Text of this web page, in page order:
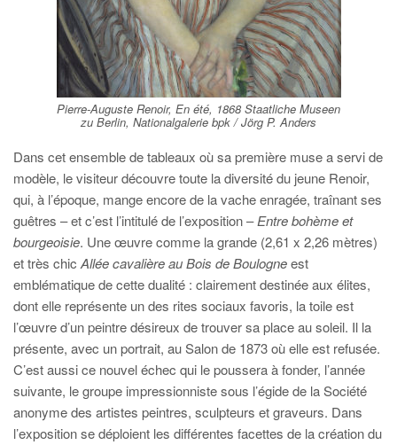
Pierre-Auguste Renoir, En été, 1868 Staatliche Museen
zu Berlin, Nationalgalerie bpk / Jörg P. Anders
Dans cet ensemble de tableaux où sa première muse a servi de
modèle, le visiteur découvre toute la diversité du jeune Renoir,
qui, à l’époque, mange encore de la vache enragée, traînant ses
guêtres – et c’est l’intitulé de l’exposition –Entre bohème et
bourgeoisie. Une œuvre comme la grande (2,61 x 2,26 mètres)
et très chic Allée cavalière au Bois de Boulogneest
emblématique de cette dualité : clairement destinée aux élites,
dont elle représente un des rites sociaux favoris, la toile est
l’œuvre d’un peintre désireux de trouver sa place au soleil. Il la
présente, avec un portrait, au Salon de 1873 où elle est refusée.
C’est aussi ce nouvel échec qui le poussera à fonder, l’année
suivante, le groupe impressionniste sous l’égide de la Société
anonyme des artistes peintres, sculpteurs et graveurs. Dans
l’exposition se déploient les différentes facettes de la création du